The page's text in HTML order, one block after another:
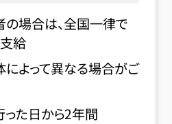
場合は、全国一律で
給
よって異なる場合がご
た日から2年間